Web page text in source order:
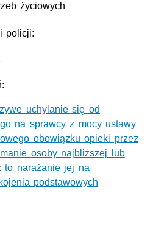
życiowych
policji:
uchylanie się od
na sprawcy z mocy ustawy
obowiązku opieki przez
osoby najbliższej lub
to narażanie jej na
podstawowych